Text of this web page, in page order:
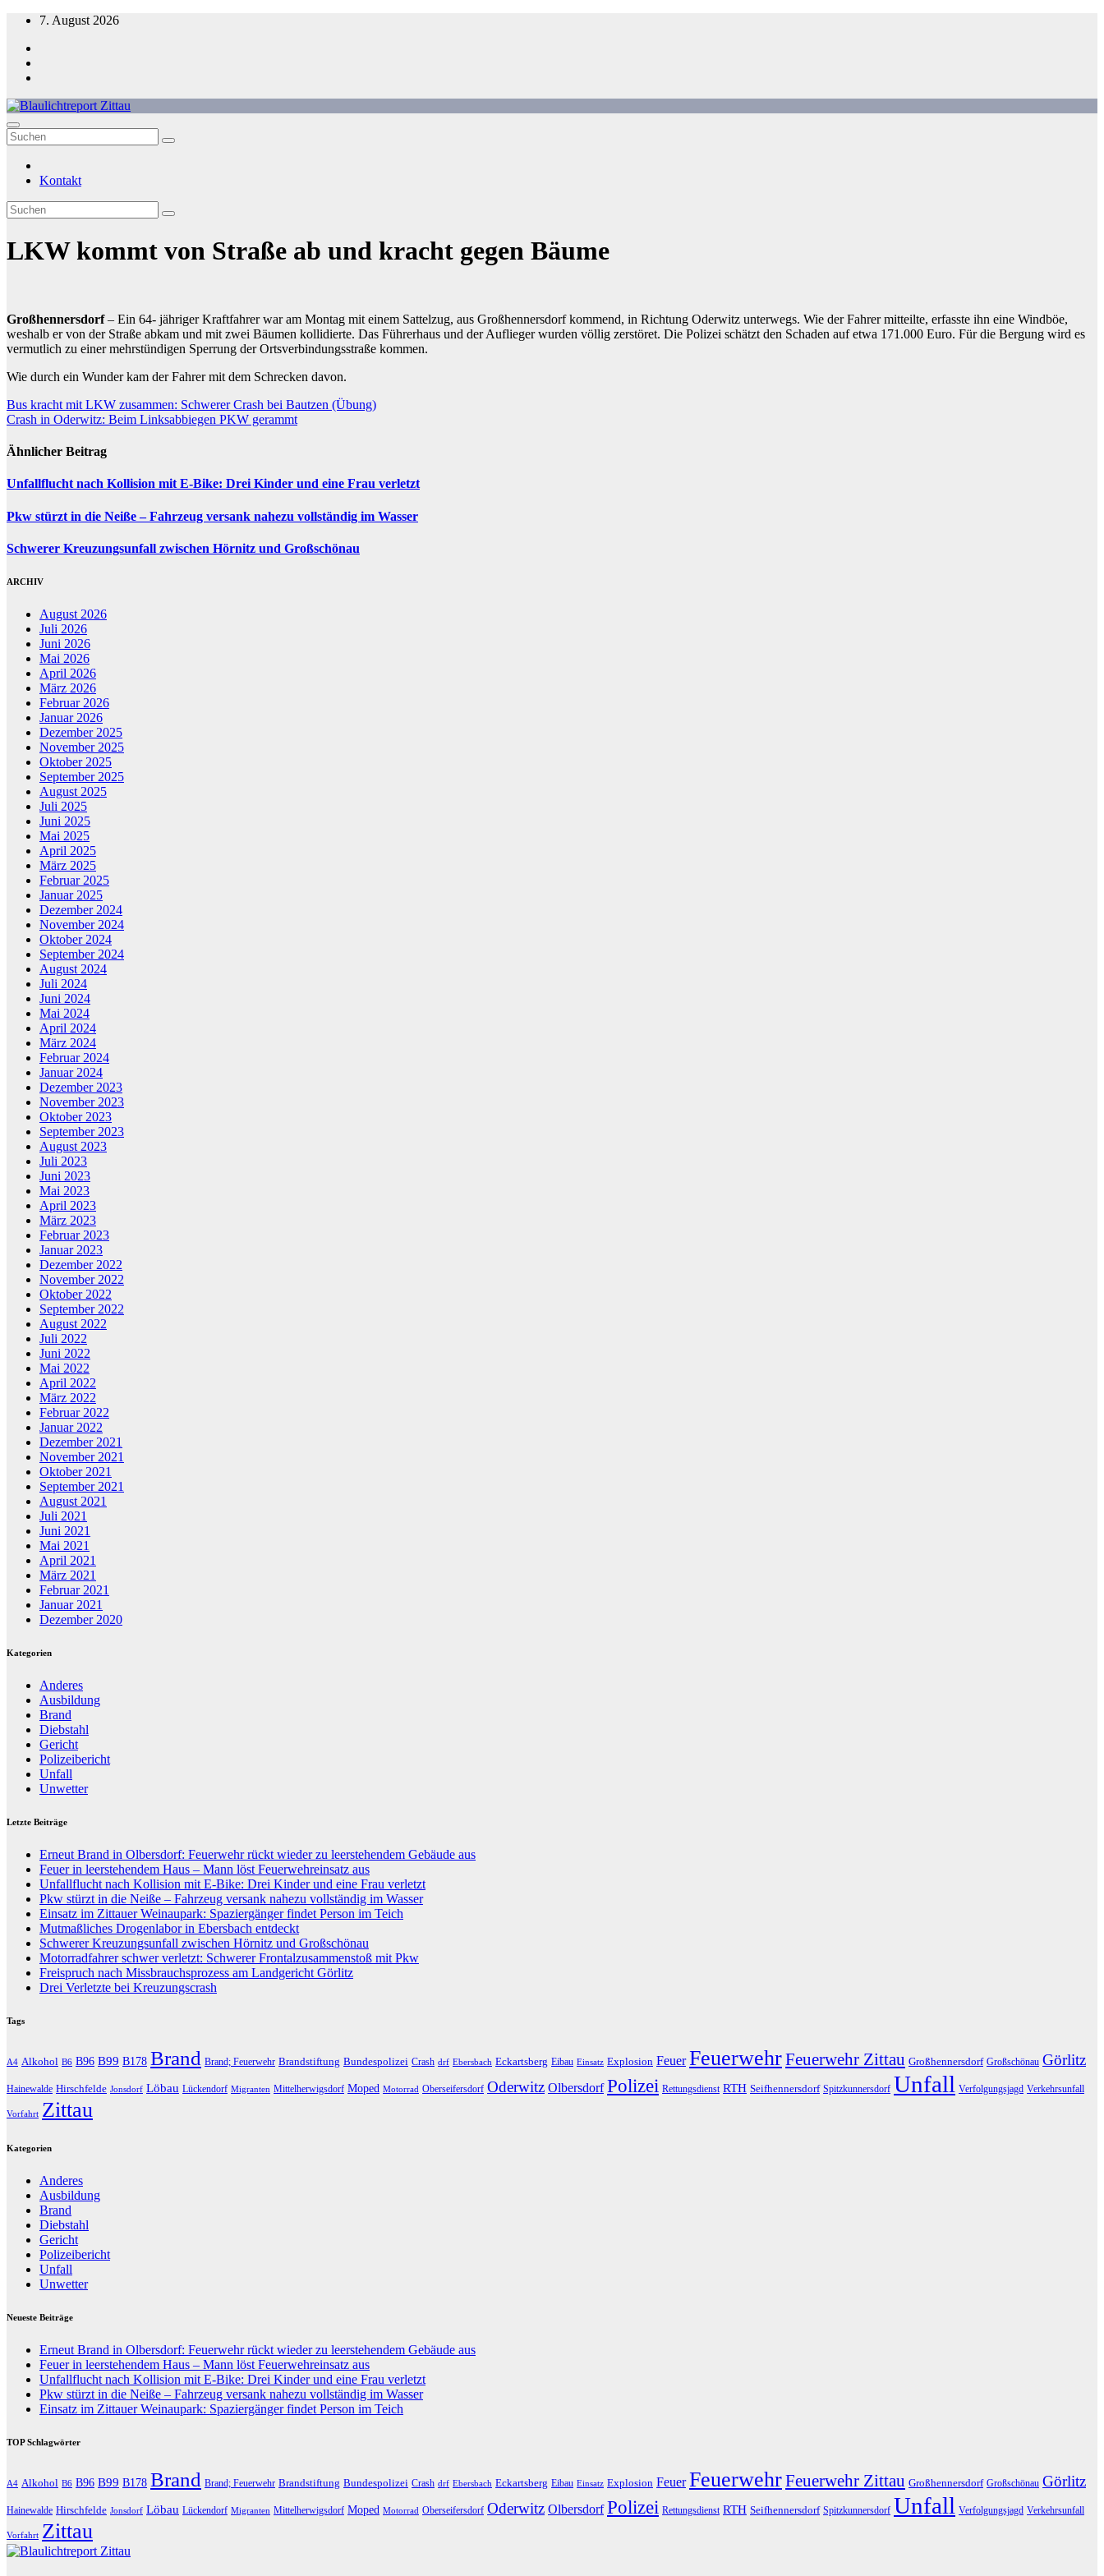
Zum
springen
7. August 2026
Blaulichtreport Zittau
Kontakt
LKW kommt von Straße ab und kracht gegen Bäume
Großhennersdorf– Ein 64- jähriger Kraftfahrer war am Montag mit einem Sattelzug, aus Großhennersdorf kommend, in Richtung Oderwitz unterwegs. Wie der Fahrer mitteilte, erfasste ihn eine Windböe,
weshalb er von der Straße abkam und mit zwei Bäumen kollidierte. Das Führerhaus und der Auflieger wurden völlig zerstöret. Die Polizei schätzt den Schaden auf etwa 171.000 Euro. Für die Bergung wird es
vermutlich zu einer mehrstündigen Sperrung der Ortsverbindungsstraße kommen.
Wie durch ein Wunder kam der Fahrer mit dem Schrecken davon.
Beitragsnavigation
Bus kracht mit LKW zusammen: Schwerer Crash bei Bautzen (Übung)
Crash in Oderwitz: Beim Linksabbiegen PKW gerammt
Ähnlicher Beitrag
Unfallflucht nach Kollision mit E-Bike: Drei Kinder und eine Frau verletzt
Pkw stürzt in die Neiße – Fahrzeug versank nahezu vollständig im Wasser
Schwerer Kreuzungsunfall zwischen Hörnitz und Großschönau
ARCHIV
August 2026
Juli 2026
Juni 2026
Mai 2026
April 2026
März 2026
Februar 2026
Januar 2026
Dezember 2025
November 2025
Oktober 2025
September 2025
August 2025
Juli 2025
Juni 2025
Mai 2025
April 2025
März 2025
Februar 2025
Januar 2025
Dezember 2024
November 2024
Oktober 2024
September 2024
August 2024
Juli 2024
Juni 2024
Mai 2024
April 2024
März 2024
Februar 2024
Januar 2024
Dezember 2023
November 2023
Oktober 2023
September 2023
August 2023
Juli 2023
Juni 2023
Mai 2023
April 2023
März 2023
Februar 2023
Januar 2023
Dezember 2022
November 2022
Oktober 2022
September 2022
August 2022
Juli 2022
Juni 2022
Mai 2022
April 2022
März 2022
Februar 2022
Januar 2022
Dezember 2021
November 2021
Oktober 2021
September 2021
August 2021
Juli 2021
Juni 2021
Mai 2021
April 2021
März 2021
Februar 2021
Januar 2021
Dezember 2020
Kategorien
Anderes
Ausbildung
Brand
Diebstahl
Gericht
Polizeibericht
Unfall
Unwetter
Letzte Beiträge
Erneut Brand in Olbersdorf: Feuerwehr rückt wieder zu leerstehendem Gebäude aus
Feuer in leerstehendem Haus – Mann löst Feuerwehreinsatz aus
Unfallflucht nach Kollision mit E-Bike: Drei Kinder und eine Frau verletzt
Pkw stürzt in die Neiße – Fahrzeug versank nahezu vollständig im Wasser
Einsatz im Zittauer Weinaupark: Spaziergänger findet Person im Teich
Mutmaßliches Drogenlabor in Ebersbach entdeckt
Schwerer Kreuzungsunfall zwischen Hörnitz und Großschönau
Motorradfahrer schwer verletzt: Schwerer Frontalzusammenstoß mit Pkw
Freispruch nach Missbrauchsprozess am Landgericht Görlitz
Drei Verletzte bei Kreuzungscrash
Tags
A4 Alkohol B6 B96 B99 B178 Brand Brand; Feuerwehr Brandstiftung Bundespolizei Crash drf Ebersbach Eckartsberg Eibau Einsatz Explosion Feuer FeuerwehrFeuerwehr Zittau Großhennersdorf Großschönau Görlitz
Hainewalde Hirschfelde Jonsdorf Löbau Lückendorf Migranten Mittelherwigsdorf Moped Motorrad Oberseifersdorf Oderwitz Olbersdorf Polizei Rettungsdienst RTH Seifhennersdorf Spitzkunnersdorf Unfall Verfolgungsjagd Verkehrsunfall
Vorfahrt Zittau
Kategorien
Anderes
Ausbildung
Brand
Diebstahl
Gericht
Polizeibericht
Unfall
Unwetter
Neueste Beiträge
Erneut Brand in Olbersdorf: Feuerwehr rückt wieder zu leerstehendem Gebäude aus
Feuer in leerstehendem Haus – Mann löst Feuerwehreinsatz aus
Unfallflucht nach Kollision mit E-Bike: Drei Kinder und eine Frau verletzt
Pkw stürzt in die Neiße – Fahrzeug versank nahezu vollständig im Wasser
Einsatz im Zittauer Weinaupark: Spaziergänger findet Person im Teich
TOP Schlagwörter
A4 Alkohol B6 B96 B99 B178 Brand Brand; Feuerwehr Brandstiftung Bundespolizei Crash drf Ebersbach Eckartsberg Eibau Einsatz Explosion Feuer FeuerwehrFeuerwehr Zittau Großhennersdorf Großschönau Görlitz
Hainewalde Hirschfelde Jonsdorf Löbau Lückendorf Migranten Mittelherwigsdorf Moped Motorrad Oberseifersdorf Oderwitz Olbersdorf Polizei Rettungsdienst RTH Seifhennersdorf Spitzkunnersdorf Unfall Verfolgungsjagd Verkehrsunfall
Vorfahrt Zittau